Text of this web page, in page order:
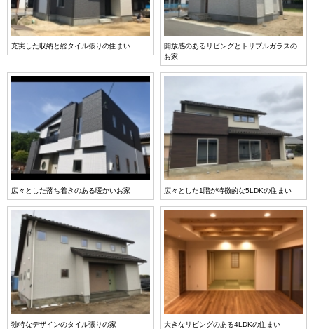
充実した収納と総タイル張りの住まい
開放感のあるリビングとトリプルガラスの
お家
広々とした落ち着きのある暖かいお家 広々とした1階が特徴的な5LDKの住まい
独特なデザインのタイル張りの家 大きなリビングのある4LDKの住まい